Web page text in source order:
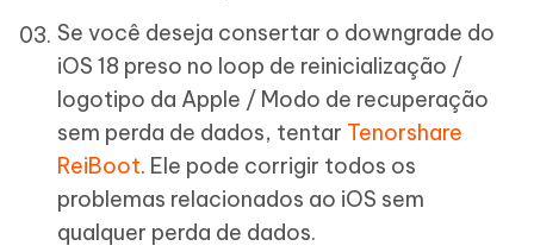
Se você deseja consertar o downgrade do
iOS 18 preso no loop de reinicialização /
logotipo da Apple / Modo de recuperação
sem perda de dados, tentar Tenorshare
ReiBoot. Ele pode corrigir todos os
problemas relacionados ao iOS sem
qualquer perda de dados.